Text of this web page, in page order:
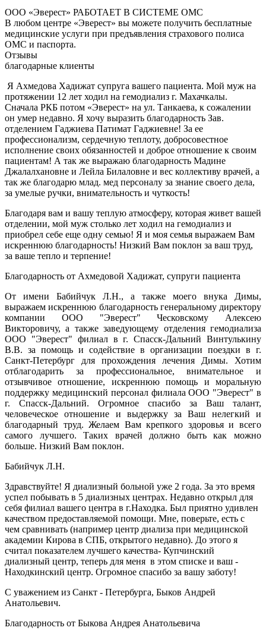
ООО «Эверест» РАБОТАЕТ В СИСТЕМЕ ОМС
В любом центре «Эверест» вы можете получить бесплатные
медицинские услуги при предъявления страхового полиса
ОМС и паспорта.
Отзывы
благодарные клиенты
Я Ахмедова Хадижат супруга вашего пациента. Мой муж на
протяжении 12 лет ходил на гемодиализ г. Махачкалы.
Сначала РКБ потом «Эверест» на ул. Танкаева, к сожалении
он умер недавно. Я хочу выразить благодарность Зав.
отделением Гаджиева Патимат Гаджиевне! За ее
профессионализм, сердечную теплоту, добросовестное
исполнение своих обязанностей и доброе отношение к своим
пациентам! А так же выражаю благодарность Мадине
Джалалхановне и Лейла Билаловне и вес коллективу врачей, а
так же благодарю млад. мед персоналу за знание своего дела,
за умелые ручки, внимательность и чуткость!
Благодаря вам и вашу теплую атмосферу, которая живет вашей
отделении, мой муж столько лет ходил на гемодиализ и
приобрел себе еще одну семью! Я и моя семья выражаем Вам
искреннюю благодарность! Низкий Вам поклон за ваш труд,
за ваше тепло и терпение!
Благодарность от Ахмедовой Хадижат, супруги пациента
От имени Бабийчук Л.Н., а также моего внука Димы,
выражаем искреннюю благодарность генеральному директору
компании ООО "Эверест" Ческовскому Алексею
Викторовичу, а также заведующему отделения гемодиализа
ООО "Эверест" филиал в г. Спасск-Дальний Винтулькину
В.В. за помощь и содействие в организации поездки в г.
Санкт-Петербург для прохождения лечения Димы. Хотим
отблагодарить за профессиональное, внимательное и
отзывчивое отношение, искреннюю помощь и моральную
поддержку медицинский персонал филиала ООО "Эверест" в
г. Спасск-Дальний. Огромное спасибо за Ваш талант,
человеческое отношение и выдержку за Ваш нелегкий и
благодарный труд. Желаем Вам крепкого здоровья и всего
самого лучшего. Таких врачей должно быть как можно
больше. Низкий Вам поклон.
Бабийчук Л.Н.
Здравствуйте! Я диализный больной уже 2 года. За это время
успел побывать в 5 диализных центрах. Недавно открыл для
себя филиал вашего центра в г.Находка. Был приятно удивлен
качеством предоставляемой помощи. Мне, поверьте, есть с
чем сравнивать (например центр диализа при медицинской
академии Кирова в СПБ, открытого недавно). До этого я
считал показателем лучшего качества- Купчинский
диализный центр, теперь для меня в этом списке и ваш -
Находкинский центр. Огромное спасибо за вашу заботу!
С уважением из Санкт - Петербурга, Быков Андрей
Анатольевич.
Благодарность от Быкова Андрея Анатольевича